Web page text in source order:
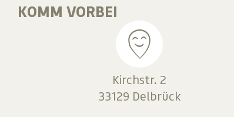
KOMM VORBEI
Kirchstr. 2
33129 Delbrück